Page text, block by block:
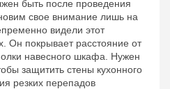
быть после проведения
свое внимание лишь на
видели этот
Он покрывает расстояние от
навесного шкафа. Нужен
защитить стены кухонного
резких перепадов